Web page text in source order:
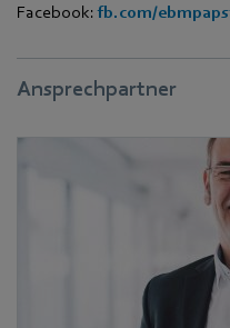
Facebook:fb.com/
Ansprechpartner